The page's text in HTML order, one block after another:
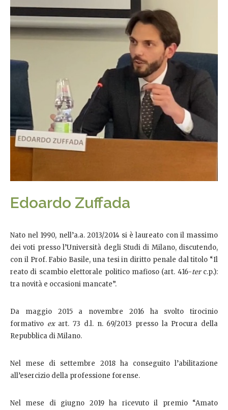
Edoardo Zuffada
Nato nel 1990, nell’a.a. 2013/2014 si è laureato con il massimo
dei voti presso l’Università degli Studi di Milano, discutendo,
con il Prof. Fabio Basile, una tesi in diritto penale dal titolo “Il
reato di scambio elettorale politico mafioso (art. 416-terc.p.):
tra novità e occasioni mancate”.
Da maggio 2015 a novembre 2016 ha svolto tirocinio
formativo exart. 73 d.l. n. 69/2013 presso la Procura della
Repubblica di Milano.
Nel mese di settembre 2018 ha conseguito l’abilitazione
all’esercizio della professione forense.
Nel mese di giugno 2019 ha ricevuto il premio “Amato